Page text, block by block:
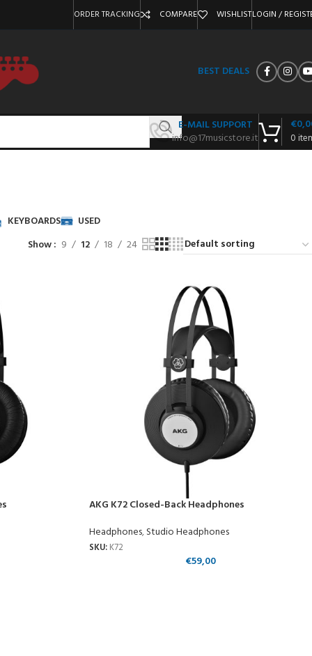
ORDER TRACKING COMPARE WISHLISTLOGIN /
BEST DEALS
E-MAIL SUPPORT
info@17musicstore.it
0
€
KEYBOARDS USED
Show 9 12 18 24
AKG K72 Closed-Back Headphones
Headphones,Studio Headphones
SKU: K72
€59,00